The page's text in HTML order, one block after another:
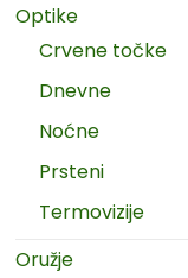
Optike
Crvene točke
Dnevne
Noćne
Prsteni
Termovizije
Oružje